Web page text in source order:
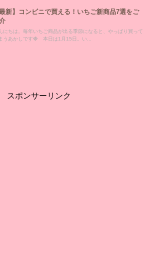
最新】コンビニで買える！いちご新商品7選をご
にちは。毎年いちご商品が出る季節になると、やっぱり買って
うあかしです🍓 本日は1月15日。い...
スポンサーリンク